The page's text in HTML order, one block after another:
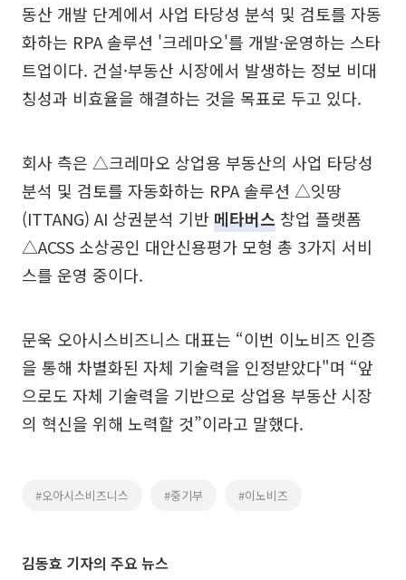
동산 개발 단계에서 사업 타당성 분석 및 검토를 자동
화하는 RPA 솔루션 '크레마오'를 개발·운영하는 스타
트업이다. 건설·부동산 시장에서 발생하는 정보 비대
칭성과 비효율을 해결하는 것을 목표로 두고 있다.
회사 측은 △크레마오 상업용 부동산의 사업 타당성
분석 및 검토를 자동화하는 RPA 솔루션 △잇땅
(ITTANG) AI 상권분석 기반 메타버스 창업 플랫폼
△ACSS 소상공인 대안신용평가 모형 총 3가지 서비
스를 운영 중이다.
문욱 오아시스비즈니스 대표는 “이번 이노비즈 인증
을 통해 차별화된 자체 기술력을 인정받았다"며 “앞
으로도 자체 기술력을 기반으로 상업용 부동산 시장
의 혁신을 위해 노력할 것”이라고 말했다.
#오아시스비즈니스 #중기부 #이노비즈
김동효 기자의 주요 뉴스